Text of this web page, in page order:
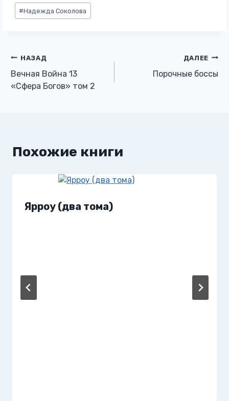
Метки
записи:
#Надежда Соколова
Навигация
по
НАЗАД
Вечная Война 13
«Сфера Богов» том 2
ДАЛЕЕ
Порочные боссы
Похожие книги
Ярроу (два тома)